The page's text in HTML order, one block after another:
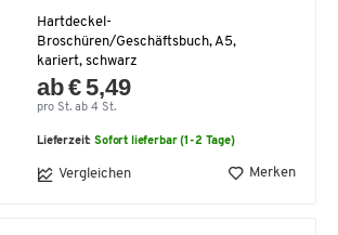
Hartdeckel-
Broschüren/Geschäftsbuch, A5,
kariert, schwarz
ab € 5,49
pro St. ab 4 St.
Lieferzeit:Sofort lieferbar (1-2 Tage)
Vergleichen Merken